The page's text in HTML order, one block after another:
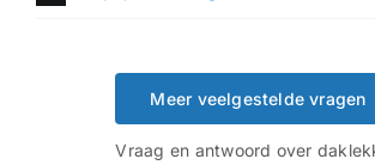
Meer veelgestelde vragen
Vraag en antwoord over